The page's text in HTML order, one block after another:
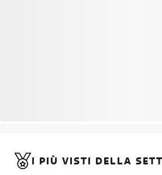
I PIÙ VISTI DELLA